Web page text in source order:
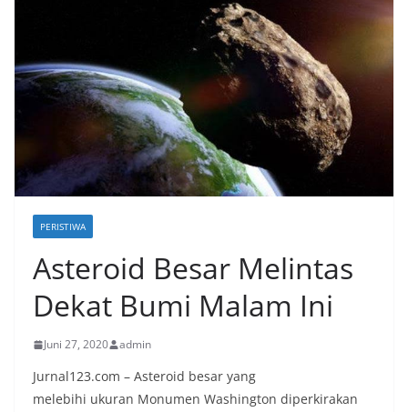
PERISTIWA
Asteroid Besar Melintas
Dekat Bumi Malam Ini
Juni 27, 2020 admin
Jurnal123.com – Asteroid besar yang
melebihi ukuran Monumen Washington diperkirakan